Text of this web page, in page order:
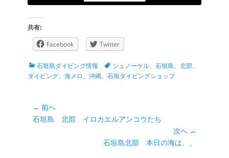
共有:
Facebook Twitter
カ
テ
石垣島ダイビング情報
タ
グ
シュノーケル、石垣島、北部、
ダイビング、海メロ 、 沖縄、 石垣ダイビングショップ
投
稿
← 前へ
前
石垣島 北部 イロカエルアンコウたち
次へ →
石垣島北部 本日の海は、、